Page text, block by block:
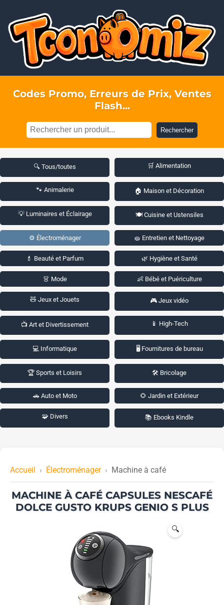
Codes Promo, Erreurs de Prix, Ventes
Flash...
Rechercher
🔍 Tous/toutes 🛒 Alimentation
🐾 Animalerie 🏠 Maison et Décoration
💡 Luminaires et Éclairage 🍽️ Cuisine et Ustensiles
⚙️ Électroménager 🧽 Entretien et Nettoyage
💄 Beauté et Parfum 🌿 Hygiène et Santé
👗 Mode 👶 Bébé et Puériculture
🧸 Jeux et Jouets 🎮 Jeux vidéo
📺 Art et Divertissement 📱 High-Tech
💻 Informatique 🖥️ Fournitures de bureau
🏆 Sports et Loisirs 🛠️ Bricolage
🚗 Auto et Moto 🌻 Jardin et Extérieur
🧩 Divers 📚 Ebooks Kindle
Accueil Électroménager Machine à café
MACHINE À CAFÉ CAPSULES NESCAFÉ
DOLCE GUSTO KRUPS GENIO S PLUS
🔍